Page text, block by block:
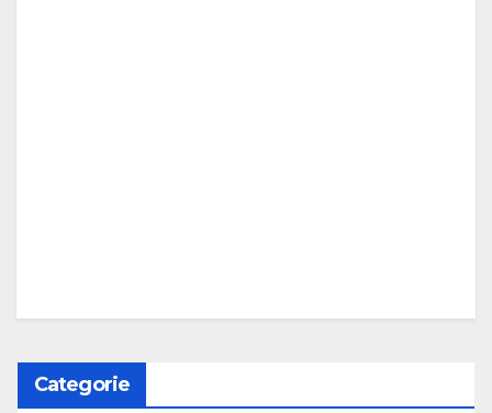
Categorie